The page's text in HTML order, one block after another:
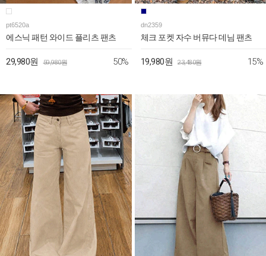
pt6520a
에스닉 패턴 와이드 플리츠 팬츠
29,980원 59,980원 50%
dn2359
체크 포켓 자수 버뮤다 데님 팬츠
19,980원 23,480원 15%